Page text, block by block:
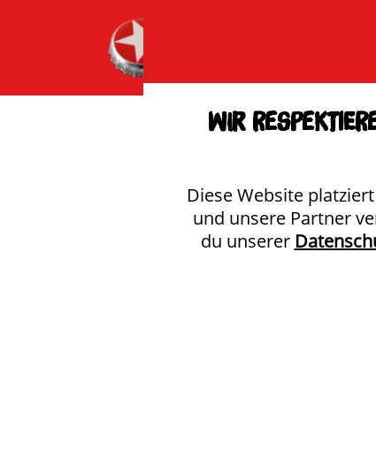
Wir
Diese Website
und unsere Partner
du unserer